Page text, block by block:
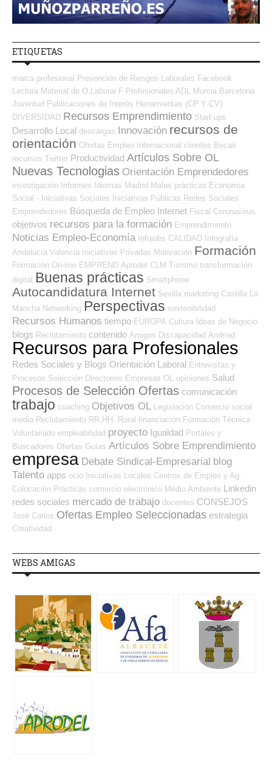
ETIQUETAS
marca profesional Prevención de Riesgos Laborales Facebook
Lectura Material de O.Laboral F Profesionales ADL Murcia Barcelona
Juventud Publicaciones de Interés Herramientas (CP Y CV)
DIVERSIDAD Recursos Emprendimiento Start-ups
Desarrollo Local descargas Innovación recursos de
orientación Ofertas Empleo Internacional clientes Becas
recursos Twitter Productividad Artículos Sobre OL
Nuevas Tecnologias Orientación Emprendedores
investigación Informes Idiomas Madrid Malas prácticas Economía
Social - Iniciativas Sociales
Iniciativas Públicas Redes Sociales
Emprendedores Búsqueda de Empleo Internet Fiscal Coronavirus
objetivos recursos para la formación Emprendimiento
Noticias Empleo-Economía Infojobs CALIDAD Infografía
Andalucía Valencia Iniciativas Privadas Motivación Formación
Formación On-line EMPREND Aprodel CLM Turismo transformación
digital
Buenas prácticas Smartphone
Autocandidatura Internet Sevilla marketing Castilla La
Mancha Networking Perspectivas sostenibilidad
Recursos Humanos tiempo EUROPA Cultura Ideas de Negocio
blogs Reclutamiento contenido Amigos Discapacidad Android
Recursos para Profesionales
Redes Sociales y Blogs Orientación Laboral Entrevistas y
Procesos Selección Directorios Empresas OL opiniones Salud
Procesos de Selección Ofertas comunicación
trabajo coaching Objetivos OL Legislación Comercio social
media Reclutamiento RR.HH. Rural financiación Formación Técnica
Voluntariado empleabilidad proyecto Igualdad Portales y
Buscadores Ofertas Guías Artículos Sobre Emprendimiento
empresa Debate Sindical-Empresarial blog
Talento apps ocio Iniciativas Locales Centros de Empleo y Ag.
Colocación Prácticas comercio electrónico Medio Ambiente Linkedin
redes sociales mercado de trabajo docentes CONSEJOS
José Carlos Ofertas Empleo Seleccionadas estrategia
Creatividad
WEBS AMIGAS